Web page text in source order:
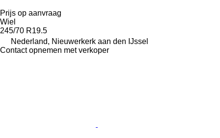
Prijs op aanvraag
Wiel
245/70 R19.5
Nederland, Nieuwerkerk aan den IJssel
Contact opnemen met verkoper